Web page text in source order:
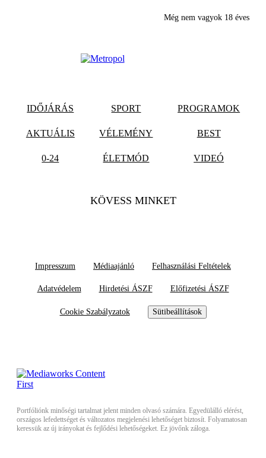
Még nem vagyok 18 éves
IDŐJÁRÁS SPORT PROGRAMOK
AKTUÁLIS VÉLEMÉNY BEST
0-24 ÉLETMÓD VIDEÓ
KÖVESS MINKET
Impresszum Médiaajánló Felhasználási Feltételek
Adatvédelem Hirdetési ÁSZF Előfizetési ÁSZF
Cookie Szabályzatok Sütibeállítások
Portfóliónk minőségi tartalmat jelent minden olvasó számára. Egyedülálló elérést,
országos lefedettséget és változatos megjelenési lehetőséget biztosít. Folyamatosan
keressük az új irányokat és fejlődési lehetőségeket. Ez jövőnk záloga.